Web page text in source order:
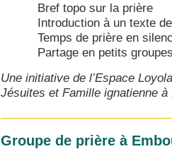
Bref topo sur la prière
Introduction à un texte
Temps de prière en
Partage en petits
Une initiative de l’Espace Loyola
Jésuites et Famille ignatienne à
Groupe de prière à